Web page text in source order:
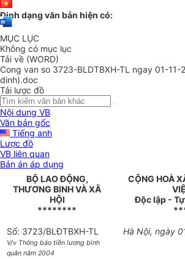
Định dạng văn bản hiện có:
MỤC LỤC
Không có mục lục
Tải về (WORD)
Cong van so 3723-BLDTBXH-TL ngay 01-
dinh).doc
Tải lược đồ
Nội dung VB
Văn bản gốc
Tiếng anh
Lược đồ
VB liên quan
Bản án áp dụng
BỘ LAO ĐỘNG,
THƯƠNG BINH VÀ XÃ
HỘI
********
CỘNG HOÀ
Độc lập -
Số: 3723/BLĐTBXH-TL
V/v Thông báo tiền lương bình
quân năm 2004
Hà Nội, ngày